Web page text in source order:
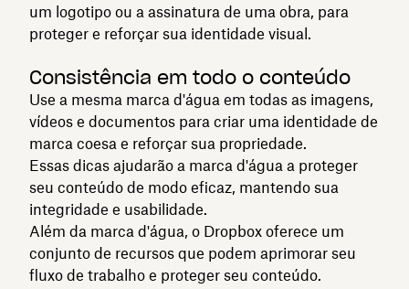
um logotipo ou a assinatura de uma obra, para
proteger e reforçar sua identidade visual.
Consistência em todo o conteúdo
Use a mesma marca d'água em todas as imagens,
vídeos e documentos para criar uma identidade de
marca coesa e reforçar sua propriedade.
Essas dicas ajudarão a marca d'água a proteger
seu conteúdo de modo eficaz, mantendo sua
integridade e usabilidade.
Além da marca d'água, o Dropbox oferece um
conjunto de recursos que podem aprimorar seu
fluxo de trabalho e proteger seu conteúdo.